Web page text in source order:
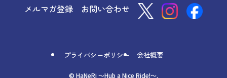
メルマガ登録
お問い合わせ
プライバシーポリシー 会社概要
© HaNeRi ～Hub a Nice Ride!～.